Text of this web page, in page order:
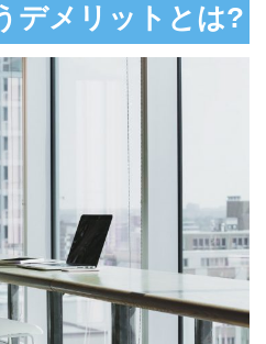
デメリットとは?